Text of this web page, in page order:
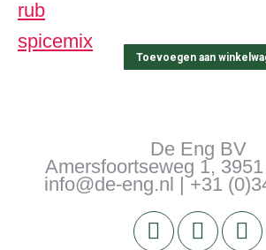
Toevoegen aan
De Eng BV
Amersfoortseweg 1,
info@de-eng.nl | +31
Facebook